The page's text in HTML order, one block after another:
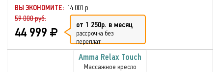
ВЫ ЭКОНОМИТЕ: 14 001 р.
59 000 руб.
44 999 от 1 250р. в месяц
рассрочка без
переплат
Amma Relax Touch
Массажное кресло